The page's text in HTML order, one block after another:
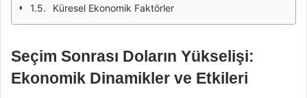
Küresel Ekonomik Faktörler
Seçim Sonrası Doların Yükselişi:
Ekonomik Dinamikler ve Etkileri